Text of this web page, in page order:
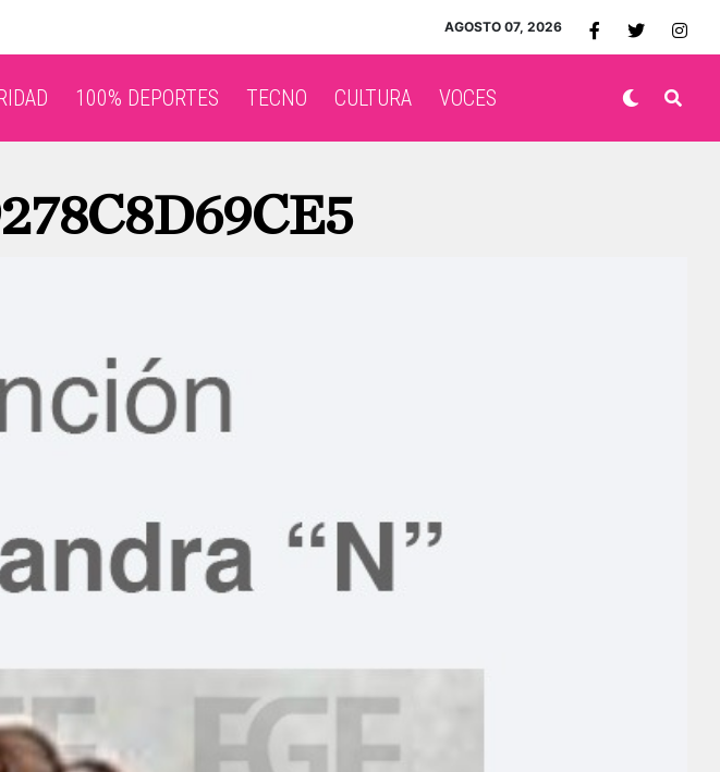
AGOSTO 07, 2026
100% DEPORTES TECNO CULTURA VOCES